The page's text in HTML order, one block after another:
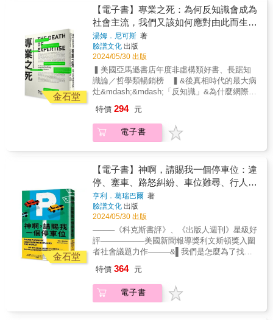
培力自己、團結同伴，最終改變這個社會。──
廖庭輝（洛書） OURs都市改革組織研究員
朗克斯、史泰登島、皇后區、布魯克林這五大
行政區之間的情況差異，也從每個行政區找出
疫情中個人經驗可供見微知著的居民，進行深
入訪談。&接受作者為本書所做訪談的幾位紐約
客包括──&&一位小學校長，其身處的社區是頭
幾個真正意識到疫情威脅的區域；一位政府職
員，她的工作是協助當地醫院取得所需資源並
保護該區選民的生命安全；一位酒吧老闆，他
因疫情而生計出了問題，難以讓家庭獲得溫
飽；一位在疫情中建立起互助網絡的退休檢察
官；還有一對維繫市政不可或缺的重點工作者
（essential worker）伴侶，兩人於疫情期間為
兼顧職務與照顧膝下幼子而蠟燭多頭燒。&&本
告與實況分析。書中各自獨立的個人生命故事
與作者專業的社會學宏觀視野緊密交織、相輔
相成。疫情看似逐漸遠離，但在大疫過後，一
切還有待你我努力爭取改變。人類迴避不了以
下問題：是什麼讓社群在災害中凝聚？什麼導
致分崩離析？我們有沒有能力面對下一次重大
危機？解開這些問題的重要性超越了疫情本
身，與我們的相關性也不會僅限於2020這一
年。趁一切還來得及，我們必須作答──「疫情
教會我們什麼？」&【國內推薦好評】1995年7
死亡，社會學家艾瑞克．克林南柏格2002年專
書顯示，這並非史上唯一熱浪，1930年曾發生
類似事件卻沒這麼多人熱死。他發現芝加哥貧
得自己「太胖」。她坦言自幼因身材而受到欺
凌和貶低，導致她極度節食，時而暴食。她細
數自己人生的重要時刻：婚禮、當上教授、女
兒出生的時候，腦子想著的都是自己「太
胖」。作為一名女權哲學家，她想要相信自己
不受文化煤氣燈的影響，但她無法。&曼恩以本
書揭露自己長年與內化的「體重羞恥」拉鋸的
生活。她發現，在過去的數十年裡，從種族到
減弱，除了一項例外：體型。曼恩將個人故事
與其擅長的嚴謹研究、標誌性的尖銳分析結
合，對各種肥胖汙名一一提出反證，揭露人們
是如何以「健康」之名合理化體型歧視，進而
導致我們對一個人的吸引力、毅力、智力做出
毀滅性的假設，以及這如何與其他壓迫系統相
交叉，甚至造成工資差距、醫療忽視、教育成
果不佳。&曼恩提出一種新的「身體反思性」政
治&mdash;&mdash;徹底重新評估我們的身體
在世界上存在的目的：它只為我們存在，不為
其他人。當談到肥胖恐懼症，解決辦法不是更
愛我們的身體。相反，我們必須瓦解控制和約
束我們的力量，重塑世界以適應各種體型的人
們。&&&&吳嘉苓│醫療社會學研究者鄭斐文│
性別政治與身體社會學研究者許菁芳│作家李欣
倫│中央大學中國文學系副教授蔡宜文│身體議
題倡議者、蔡宜文的多元宇宙Podcast主持人蔡
培元│《我僅僅只是一個胖子》作者張慧慈（小
考試SAT、ACT等測驗的公信力，更揭發了高
等教育已長年淪為富人與權勢階層的金錢遊
戲。被起訴的名單中赫然可見社經地位崇高的
好萊塢明星、知名企業執行長、律師、醫生等
人士。造假是份賺大錢的好生意舞弊案的首腦
辛格是聲譽卓著的升學教練。他鐘點費高昂，
穿梭於有錢人家的客廳，指導他們的孩子準備
備審資料、指點面試技巧，更重要的是──如何
考上名校。當焦慮的家長想更進一步為孩子打
算時，他更體貼地開一扇保證入學的「側
隊教練或資格考辦事員，送這些踩著金山銀山
的年輕學子，進入通往美好未來的窄門。而
且，辛格的服務對象不僅限於美國，他經營
《華爾街日報》資深記者梅麗莎．寇恩、珍妮
佛．李維茲抽絲剝繭、深入調查，完整爬梳這
起侵蝕大學入學系統，讓公平與正義顏面掃地
的驚天大案，揭露美國高等教育如何長期被金
權買通。教育是一件普世的事，而財富是跨國
界的權力，足以扭曲教育的根本。這世界運行
的真理，難道真如辛格所說「只要能獲勝，美
化、撒謊都是可行的」嗎？本書特色★《華爾
街日報》資深記者深度採訪，爬梳錯綜複雜、
離奇驚人的詐欺案。★教育公平其實都是假
部分。★詐欺手法大膽、不可置信，比小說情
節更荒謬，完敗虛構故事的精采案件。★毀讀
者三觀，可能造成不再相信社會正義的心裡創
金石堂
【電子書】專業之死：為何反知識會成為
社會主流，我們又該如何應對由此而生的
危機？
湯姆．尼可斯 著
臉譜文化 出版
2024/05/30 出版
▍美國亞馬遜書店年度非虛構類好書、長踞知
識論／哲學類暢銷榜 ▍&後真相時代的最大病
灶&mdash;&mdash;「反知識」&為什麼網際網
卻讓當代社會鄙視專業、陷入前所未有的反智
思潮？本書將帶我們反思「專業」的意義，爬
梳專家與公民的關係在當代何以崩解，並找回
取中（《大誌雜誌》、《The Affairs 週刊編
集》總編輯）何飛鵬（城邦出版集團首席執行
長）馮勃翰（國立臺灣大學經濟系副教授）蔡
依橙（陪你看國際新聞創辦人）蔡淇華（作
家、高中教師）鄭國威（泛科知識公司知識
長）謝宇程（【真識】知識內容服務創辦人）
謝青龍（南華大學生死學系、通識教育中心專
任教授）冀劍制（華梵大學東方人文思想研究
所教授）顏擇雅（作家、出版人）
&mdash;&mdash;推薦&反智像一道綿延不絕的
至於滋養著這條線的謬誤觀念則是：民主就等
於「我再無知，也可以跟博學的你平起平
坐」。&mdash;&mdash;艾西莫夫（Isaac
特價 294 元
電子書
金石堂
【電子書】神啊，請賜我一個停車位：違
停、塞車、路怒糾紛、車位難尋、行人空
間不足……改善「車本位」的都會空間與
交通規畫，打造以「人」為本的生活環境
亨利．葛瑞巴爾 著
臉譜文化 出版
2024/05/30 出版
────《科克斯書評》、《出版人週刊》星級好
評────────美國新聞報導獎利文斯頓獎入圍
者社會議題力作────&▌我們是怎麼為了找車
尋回停車從我們身邊奪走的東西？&┤齊聲推薦
├吳昀慶｜「還路於民行人路權促進會」常務監
事黃偉茹｜國立成功大學都市計畫學系教授鄭
特價 364 元
電子書